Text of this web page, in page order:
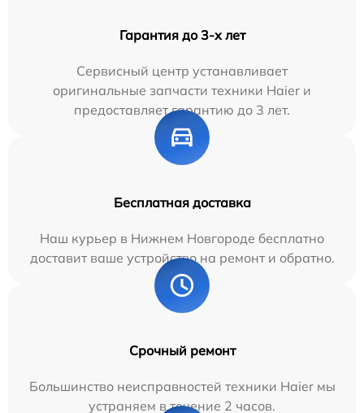
Гарантия до 3-х лет
Сервисный центр устанавливает
оригинальные запчасти техники Haier и
предоставляет гарантию до 3 лет.
Бесплатная доставка
Наш курьер в Нижнем Новгороде бесплатно
доставит ваше устройство на ремонт и обратно.
Срочный ремонт
Большинство неисправностей техники Haier мы
устраняем в течение 2 часов.